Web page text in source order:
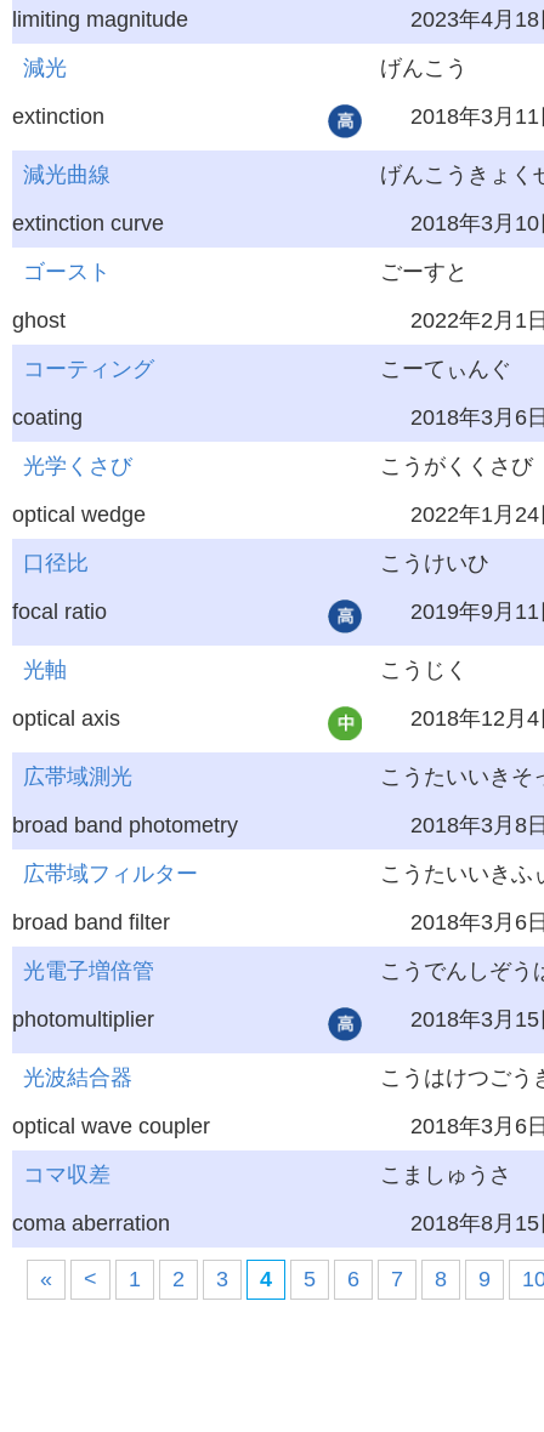
limiting magnitude
2023年4月18
減光
げんこう
extinction
2018年3月11
減光曲線
げんこうきょく
extinction curve
2018年3月10
ゴースト
ごーすと
ghost
2022年2月1
コーティング
こーてぃんぐ
coating
2018年3月6
光学くさび
こうがくくさび
optical wedge
2022年1月24
口径比
こうけいひ
focal ratio
2019年9月11
光軸
こうじく
optical axis
2018年12月4
広帯域測光
こうたいいきそ
broad band photometry
2018年3月8
広帯域フィルター
こうたいいきふ
broad band filter
2018年3月6
光電子増倍管
こうでんしぞう
photomultiplier
2018年3月15
光波結合器
こうはけつごう
optical wave coupler
2018年3月6
コマ収差
こましゅうさ
coma aberration
2018年8月15
« < 1 2 3 4 5 6 7 8 9